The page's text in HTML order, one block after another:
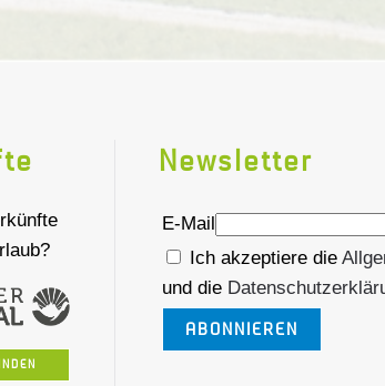
Newsletter
E-Mail
Ich akzeptiere die
und die
ABONNIEREN